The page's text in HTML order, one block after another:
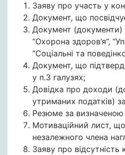
Заяву про участь у
Документ, що
Документ (документи)
“Охорона здоров’я”,
“Соціальні та
Документ, що
у п.3 галузях;
Довідка про доходи
утриманих податків)
Резюме за
Мотиваційний лист, що
незалежного члена
Заяву про